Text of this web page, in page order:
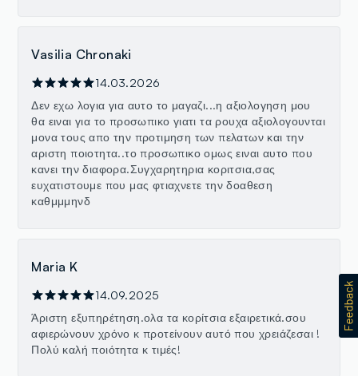
Vasilia Chronaki
14.03.2026
Δεν εχω λογια για αυτο το μαγαζι...η αξιολογηση μου
θα ειναι για το προσωπικο γιατι τα ρουχα αξιολογουνται
μονα τους απο την προτιμηση των πελατων και την
αριστη ποιοτητα..το προσωπικο ομως ειναι αυτο που
κανει την διαφορα.Συγχαρητηρια κοριτσια,σας
ευχατιστουμε που μας φτιαχνετε την δοαθεση
καθμμμηνδ
Maria K
14.09.2025
Άριστη εξυπηρέτηση.ολα τα κορίτσια εξαιρετικά.σου
αφιερώνουν χρόνο κ προτείνουν αυτό που χρειάζεσαι !
Πολύ καλή ποιότητα κ τιμές!